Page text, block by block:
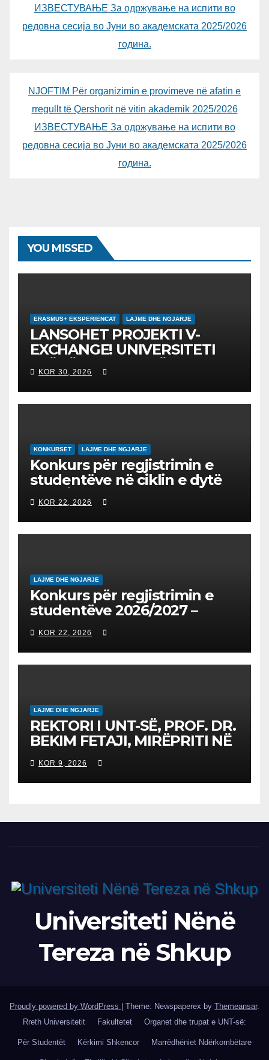
ИЗВЕСТУВАЊЕ За одржување на испити во
редовна сесија во Јуни во академската 2025/2026
година.
NJOFTIM Për organizimin e provimeve në afatin e
rregullt të Qershorit në vitin akademik 2025/2026
ИЗВЕСТУВАЊЕ За одржување на испити во
редовна сесија во Јуни во академската 2025/2026
година.
YOU MISSED
ERASMUS+ EKSPERIENCAT LAJME DHE NGJARJE
LANSOHET PROJEKTI V-
EXCHANGE! UNIVERSITETI
“NËNË TEREZA” NË SHKUP
UDHËHEQ NISMËN
NDËRKOMBËTARE PËR
EDUKIMIN DIGJITAL DHE
KOR 30, 2026
KONKURSET LAJME DHE NGJARJE
Konkurs për regjistrimin e
studentëve në ciklin e dytë
2026/2027 – Конкурс за
запишување на студенти
на втор циклус студии за
2026/2027
KOR 22, 2026
LAJME DHE NGJARJE
Konkurs për regjistrimin e
studentëve 2026/2027 –
Конкурс за запишување на
студенти за 2026/2027
KOR 22, 2026
LAJME DHE NGJARJE
REKTORI I UNT-SË, PROF. DR.
BEKIM FETAJI, MIRËPRITI NË
TAKIM ZYRTAR DREJTORIN E
SH.A MEPSO, DR. BURIM
LATIFIN
KOR 9, 2026
Universiteti Nënë
Tereza në Shkup
Proudly powered by WordPress Theme: Newspaperex by Themeansar.
Rreth Universitetit
Fakultetet Organet dhe trupat e UNT-së:
Për Studentët Kërkimi Shkencor Marrëdhëniet Ndërkombëtare